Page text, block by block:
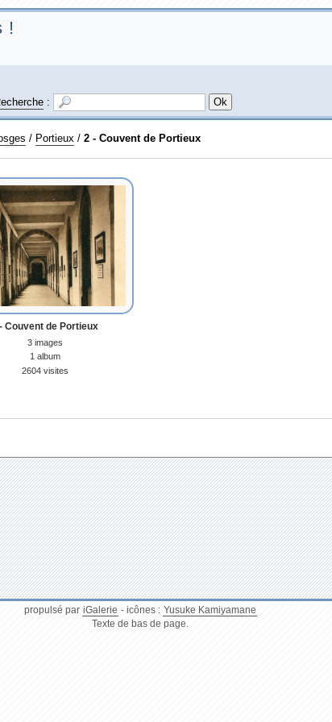
!
:
/ Portieux/ 2 - Couvent de Portieux
Couvent de Portieux
3 images
1 album
2604 visites
propulsé par iGalerie - icônes : Yusuke Kamiyamane
Texte de bas de page.